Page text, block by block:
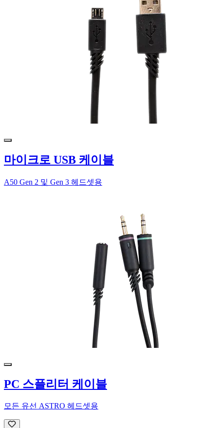
마이크로 USB 케이블
A50 Gen 2 및 Gen 3 헤드셋용
PC 스플리터 케이블
모든 유선 ASTRO 헤드셋용